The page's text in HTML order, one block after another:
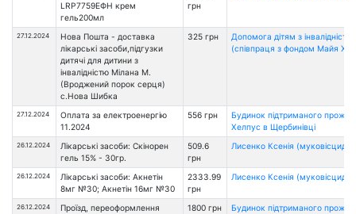
LRP7759ЕФН крем
гель200мл
грн
27.12.2024
Нова Пошта - доставка
лікарські засоби,підгузки
дитячі для дитини з
інвалідністю Мілана М.
(Вроджений порок серця)
с.Нова Шибка
325 грн
Допомога дітям з інвалідністю
(співпраця з фондом Майя
27.12.2024
Оплата за електроенергію
11.2024
556 грн
Будинок підтриманого
Хелпус в Щербинівці
26.12.2024
Лікарські засоби: Скінорен
гель 15% - 30гр.
509.6
грн
Лисенко Ксенія
26.12.2024
Лікарські засоби: Акнетін
8мг №30; Акнетін 16мг №30
2333.99
грн
Лисенко Ксенія
26.12.2024
Проїзд, переоформлення
1800 грн
Будинок підтриманого